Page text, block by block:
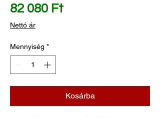
82 080 FtÁr
Nettó ár
Mennyiség *
Kosárba